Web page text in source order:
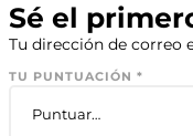
Sé el
Tu dirección de correo
TU PUNTUACIÓN *